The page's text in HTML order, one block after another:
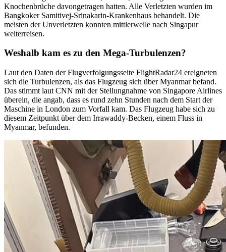
Knochenbrüche davongetragen hatten. Alle Verletzten wurden im
Bangkoker Samitivej-Srinakarin-Krankenhaus behandelt. Die
meisten der Unverletzten konnten mittlerweile nach Singapur
weiterreisen.
Weshalb kam es zu den Mega-Turbulenzen?
Laut den Daten der Flugverfolgungsseite FlightRadar24 ereigneten
sich die Turbulenzen, als das Flugzeug sich über Myanmar befand.
Das stimmt laut CNN mit der Stellungnahme von Singapore Airlines
überein, die angab, dass es rund zehn Stunden nach dem Start der
Maschine in London zum Vorfall kam. Das Flugzeug habe sich zu
diesem Zeitpunkt über dem Irrawaddy-Becken, einem Fluss in
Myanmar, befunden.